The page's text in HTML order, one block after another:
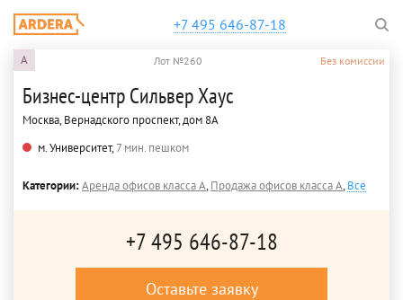
+7 495 646-87-18
A Лот №260 Без комиссии
Бизнес-центр Сильвер Хаус
Москва, Вернадского проспект, дом 8А
м. Университет,7 мин. пешком
Категории:Аренда офисов класса A,Продажа офисов класса A,Все
+7 495 646-87-18
Оставьте заявку